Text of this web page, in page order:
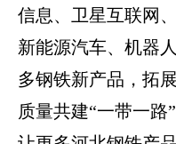
信息、卫星互联网
新能源汽车、机器
多钢铁新产品，拓
质量共建“一带一路